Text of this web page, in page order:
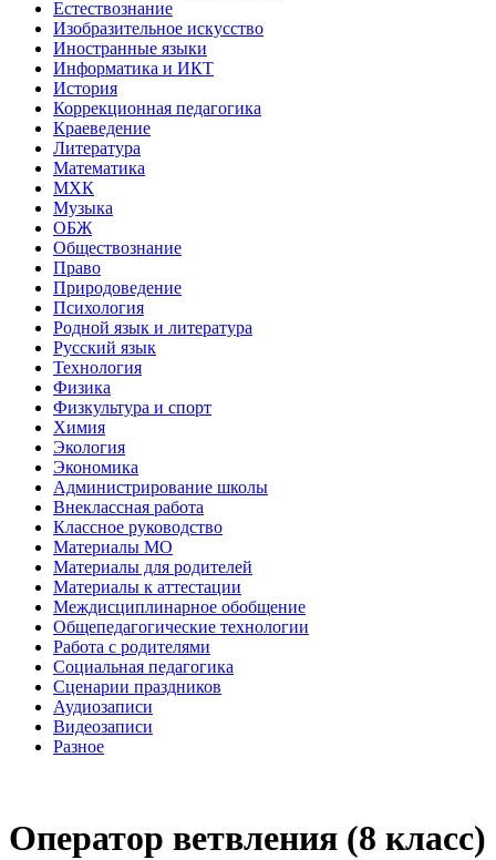
Естествознание
Изобразительное искусство
Иностранные языки
Информатика и ИКТ
История
Коррекционная педагогика
Краеведение
Литература
Математика
МХК
Музыка
ОБЖ
Обществознание
Право
Природоведение
Психология
Родной язык и литература
Русский язык
Технология
Физика
Физкультура и спорт
Химия
Экология
Экономика
Администрирование школы
Внеклассная работа
Классное руководство
Материалы МО
Материалы для родителей
Материалы к аттестации
Междисциплинарное обобщение
Общепедагогические технологии
Работа с родителями
Социальная педагогика
Сценарии праздников
Аудиозаписи
Видеозаписи
Разное
Оператор ветвления (8 класс)